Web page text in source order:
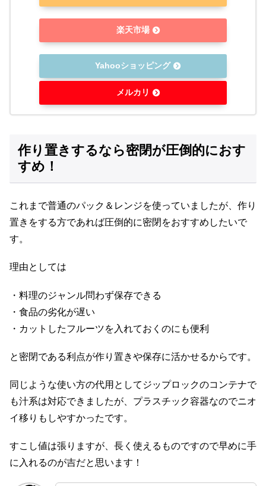
楽天市場
Yahooショッピング
メルカリ
作り置きするなら密閉が圧倒的におす
すめ！
これまで普通のパック＆レンジを使っていましたが、作り
置きをする方であれば圧倒的に密閉をおすすめしたいで
す。
理由としては
・料理のジャンル問わず保存できる
・食品の劣化が遅い
・カットしたフルーツを入れておくのにも便利
と密閉である利点が作り置きや保存に活かせるからです。
同じような使い方の代用としてジップロックのコンテナで
も汁系は対応できましたが、プラスチック容器なのでニオ
イ移りもしやすかったです。
すこし値は張りますが、長く使えるものですので早めに手
に入れるのが吉だと思います！